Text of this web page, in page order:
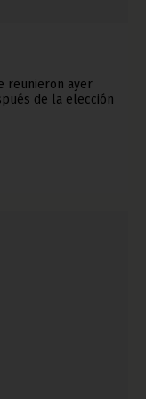
reunieron ayer
de la elección